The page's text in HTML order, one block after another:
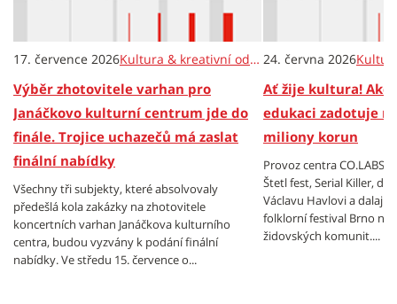
17. července 2026 Kultura & kreativní odvětví
Výběr zhotovitele varhan pro
Janáčkovo kulturní centrum jde do
finále. Trojice uchazečů má zaslat
finální nabídky
Všechny tři subjekty, které absolvovaly
předešlá kola zakázky na zhotovitele
koncertních varhan Janáčkova kulturního
centra, budou vyzvány k podání finální
nabídky. Ve středu 15. července o...
24. června 2026
Ať žije kultura!
edukaci zadotuje
miliony korun
Provoz centra CO.LABS,
Štetl fest, Serial Killer,
Václavu Havlovi a
folklorní festival Brno
židovských komunit....